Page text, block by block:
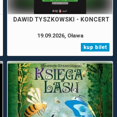
DAWID TYSZKOWSKI - KONCERT
19.09.2026, Oława
kup bilet